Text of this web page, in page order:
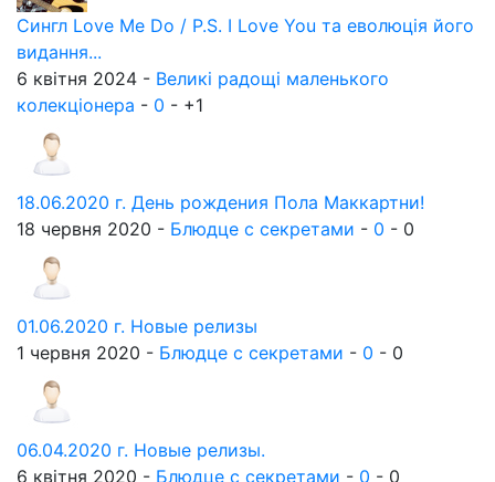
Сингл Love Me Do / P.S. I Love You та еволюція його
видання...
6 квітня 2024 - Великі радощі маленького
колекціонера - 0 - +1
18.06.2020 г. День рождения Пола Маккартни!
18 червня 2020 - Блюдце с секретами - 0 - 0
01.06.2020 г. Новые релизы
1 червня 2020 - Блюдце с секретами - 0 - 0
06.04.2020 г. Новые релизы.
6 квітня 2020 - Блюдце с секретами - 0 - 0